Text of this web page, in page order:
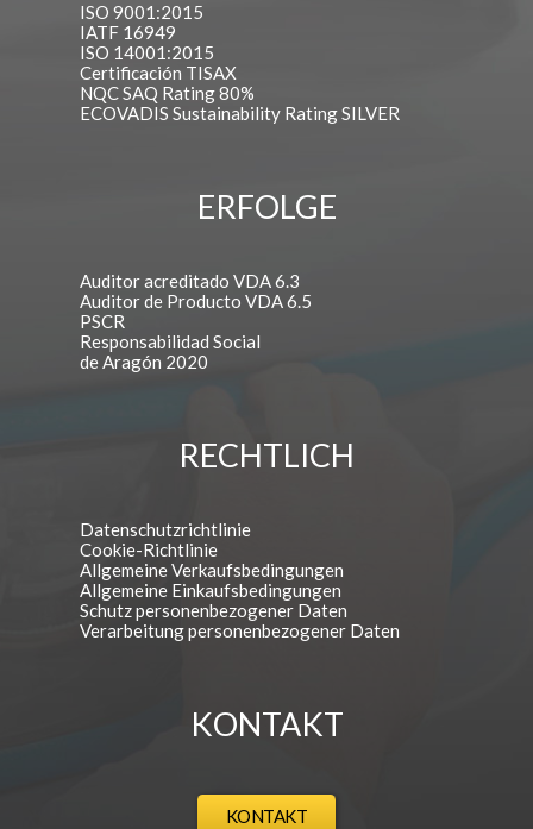
ISO 9001:2015
IATF 16949
ISO 14001:2015
Certificación TISAX
NQC SAQ Rating 80%
ECOVADIS Sustainability Rating SILVER
ERFOLGE
Auditor acreditado VDA 6.3
Auditor de Producto VDA 6.5
PSCR
Responsabilidad Social
de Aragón 2020
RECHTLICH
Datenschutzrichtlinie
Cookie-Richtlinie
Allgemeine Verkaufsbedingungen
Allgemeine Einkaufsbedingungen
Schutz personenbezogener Daten
Verarbeitung personenbezogener Daten
KONTAKT
KONTAKT